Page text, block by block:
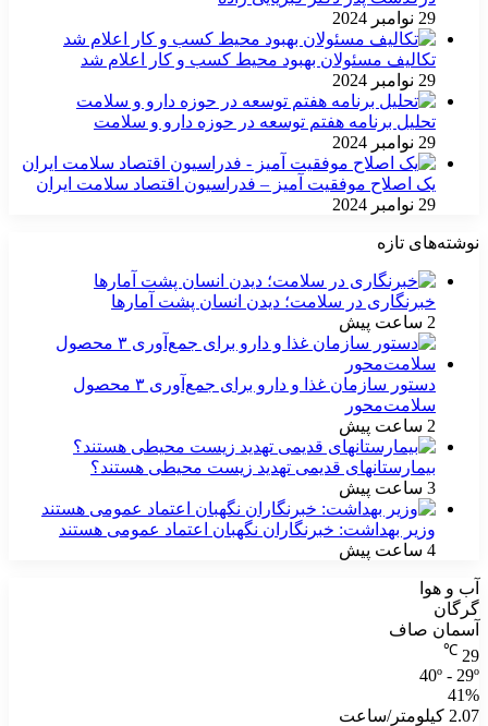
29 نوامبر 2024
تکالیف مسئولان بهبود محیط کسب و کار اعلام شد
29 نوامبر 2024
تحلیل برنامه هفتم توسعه در حوزه دارو و سلامت
29 نوامبر 2024
یک اصلاح موفقیت آمیز – فدراسیون اقتصاد سلامت ایران
29 نوامبر 2024
نوشته‌های تازه
خبرنگاری در سلامت؛ دیدن انسان پشت آمارها
2 ساعت پیش
دستور سازمان غذا و دارو برای جمع‌آوری ۳ محصول
سلامت‌محور
2 ساعت پیش
بیمارستانهای قدیمی تهدید زیست محیطی هستند؟
3 ساعت پیش
وزیر بهداشت: خبرنگاران نگهبان اعتماد عمومی هستند
4 ساعت پیش
آب و هوا
گرگان
آسمان صاف
29
℃
40º - 29º
41%
2.07 کیلومتر/ساعت